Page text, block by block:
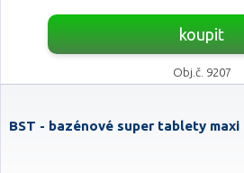
koupit
Obj.č. 9207
BST - bazénové super tablety maxi